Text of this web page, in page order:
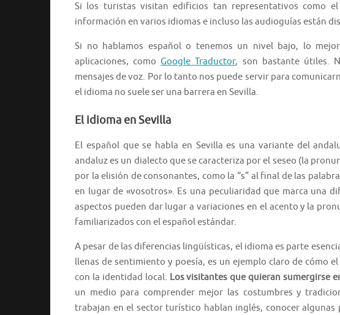
Si los turistas visitan edificios tan representativos como
información en varios idiomas e incluso las audioguías están
Si no hablamos español o tenemos un nivel bajo, lo
aplicaciones, comoGoogle Traductor, son bastante útiles.
mensajes de voz. Por lo tanto nos puede servir para
el idioma no suele ser una barrera en Sevilla.
El idioma en Sevilla
El español que se habla en Sevilla es una variante del
andaluz es un dialecto que se caracteriza por el seseo (la
por la elisión de consonantes, como la “s” al final de las
en lugar de «vosotros». Es una peculiaridad que marca una
aspectos pueden dar lugar a variaciones en el acento y la
familiarizados con el español estándar.
A pesar de las diferencias lingüísticas, el idioma es parte
llenas de sentimiento y poesía, es un ejemplo claro de cómo
con la identidad local. Los visitantes que quieran sumergirse
un medio para comprender mejor las costumbres y
trabajan en el sector turístico hablan inglés, conocer